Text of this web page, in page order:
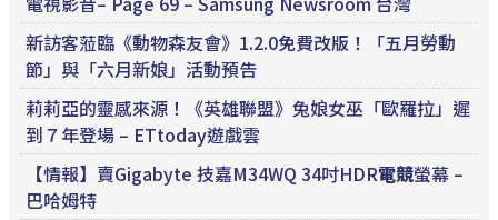
新訪客蒞臨《動物森友會》1.2.0免費改版！「五月勞動
節」與「六月新娘」活動預告
莉莉亞的靈感來源！《英雄聯盟》兔娘女巫「歐羅拉」遲
到７年登場 – ETtoday遊戲雲
【情報】賣Gigabyte 技嘉M34WQ 34吋HDR電競螢幕 –
巴哈姆特